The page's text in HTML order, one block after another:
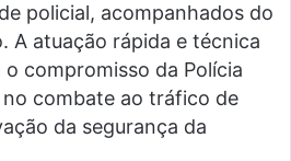
policial, acompanhados do
A atuação rápida e técnica
compromisso da Polícia
combate ao tráfico de
da segurança da